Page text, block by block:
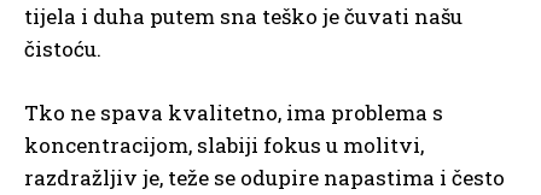
tijela i duha putem sna teško je čuvati našu
čistoću.
Tko ne spava kvalitetno, ima problema s
koncentracijom, slabiji fokus u molitvi,
razdražljiv je, teže se odupire napastima i često